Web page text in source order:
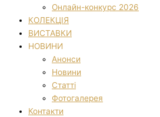
Онлайн-конкурс 2026
КОЛЕКЦІЯ
ВИСТАВКИ
НОВИНИ
Анонси
Новини
Статті
Фотогалерея
Контакти